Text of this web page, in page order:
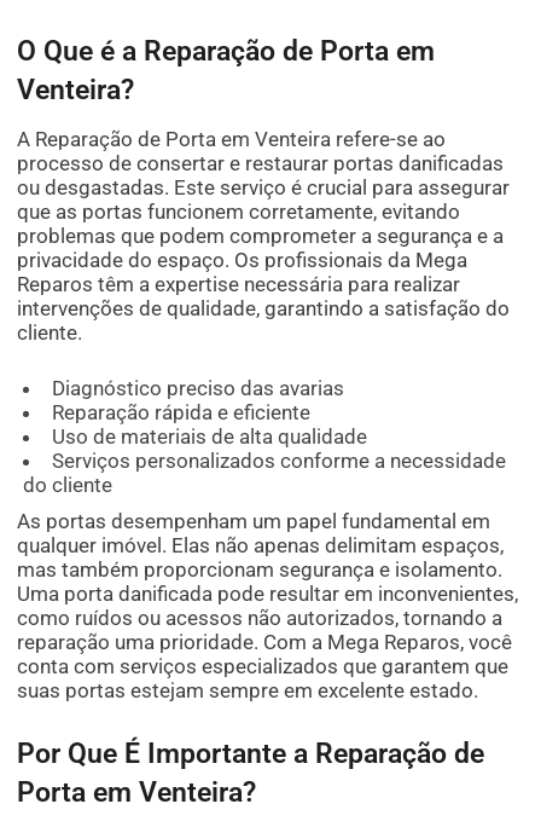
O Que é a Reparação de Porta em
Venteira?
A Reparação de Porta em Venteira refere-se ao
processo de consertar e restaurar portas danificadas
ou desgastadas. Este serviço é crucial para assegurar
que as portas funcionem corretamente, evitando
problemas que podem comprometer a segurança e a
privacidade do espaço. Os profissionais da Mega
Reparos têm a expertise necessária para realizar
intervenções de qualidade, garantindo a satisfação do
cliente.
Diagnóstico preciso das avarias
Reparação rápida e eficiente
Uso de materiais de alta qualidade
Serviços personalizados conforme a necessidade
do cliente
As portas desempenham um papel fundamental em
qualquer imóvel. Elas não apenas delimitam espaços,
mas também proporcionam segurança e isolamento.
Uma porta danificada pode resultar em inconvenientes,
como ruídos ou acessos não autorizados, tornando a
reparação uma prioridade. Com a Mega Reparos, você
conta com serviços especializados que garantem que
suas portas estejam sempre em excelente estado.
Por Que É Importante a Reparação de
Porta em Venteira?